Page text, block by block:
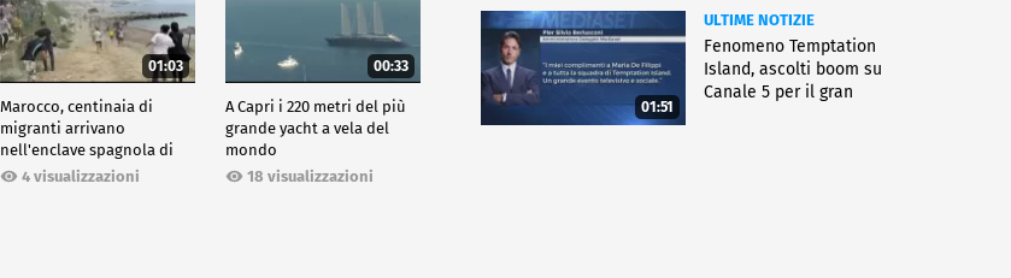
01:03
Marocco, centinaia di
migranti arrivano
nell'enclave spagnola di
Ceuta4 visualizzazioni
00:33
A Capri i 220 metri del più
grande yacht a vela del
mondo
18 visualizzazioni
01:51
ULTIME NOTIZIE
Fenomeno Temptation
Island, ascolti boom su
Canale 5 per il gran